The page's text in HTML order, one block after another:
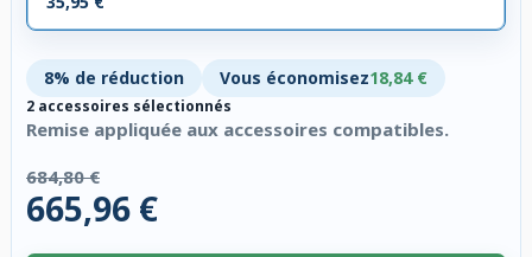
8% de réduction Vous économisez18,84 €
2 accessoires sélectionnés
Remise appliquée aux accessoires compatibles.
684,80 €
665,96 €